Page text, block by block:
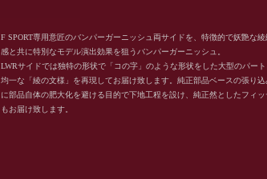
F SPORT専用意匠のバンパーガーニッシュ両サイドを、特徴的で妖艶な綾
感と共に特別なモデル演出効果を狙うバンパーガーニッシュ。
LWRサイドでは独特の形状で「コの字」のような形状をした大型のパート
均一な「綾の文様」を再現してお届け致します。純正部品ベースの張り
に部品自体の肥大化を避ける目的で下地工程を設け、純正然としたフィ
もお届け致します。